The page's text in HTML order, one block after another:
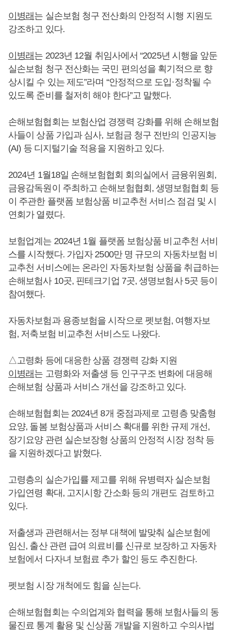
이병래 는 실손보험 청구 전산화의 안정적 시행 지원도
강조하고 있다.
이병래 는 2023년 12월 취임사에서 “2025년 시행을 앞둔
실손보험 청구 전산화는 국민 편의성을 획기적으로 향
상시킬 수 있는 제도”라며 “안정적으로 도입·정착될 수
있도록 준비를 철저히 해야 한다”고 말했다.
손해보험협회는 보험산업 경쟁력 강화를 위해 손해보험
사들이 상품 가입과 심사, 보험금 청구 전반의 인공지능
(AI) 등 디지털기술 적용을 지원하고 있다.
2024년 1월18일 손해보험협회 회의실에서 금융위원회,
금융감독원이 주최하고 손해보험협회, 생명보험협회 등
이 주관한 플랫폼 보험상품 비교추천 서비스 점검 및 시
연회가 열렸다.
보험업계는 2024년 1월 플랫폼 보험상품 비교추천 서비
스를 시작했다. 가입자 2500만 명 규모의 자동차보험 비
교추천 서비스에는 온라인 자동차보험 상품을 취급하는
손해보험사 10곳, 핀테크기업 7곳, 생명보험사 5곳 등이
참여했다.
자동차보험과 용종보험을 시작으로 펫보험, 여행자보
험, 저축보험 비교추천 서비스도 나왔다.
△고령화 등에 대응한 상품 경쟁력 강화 지원
이병래 는 고령화와 저출생 등 인구구조 변화에 대응해
손해보험 상품과 서비스 개선을 강조하고 있다.
손해보험협회는 2024년 8개 중점과제로 고령층 맞춤형
요양, 돌봄 보험상품과 서비스 확대를 위한 규제 개선,
장기요양 관련 실손보장형 상품의 안정적 시장 정착 등
을 지원하겠다고 밝혔다.
고령층의 실손가입률 제고를 위해 유병력자 실손보험
가입연령 확대, 고지시항 간소화 등의 개편도 검토하고
있다.
저출생과 관련해서는 정부 대책에 발맞춰 실손보험에
임신, 출산 관련 급여 의료비를 신규로 보장하고 자동차
보험에서 다자녀 보험료 추가 할인 등도 추진한다.
펫보험 시장 개척에도 힘을 싣는다.
손해보험협회는 수의업계와 협력을 통해 보험사들의 동
물진료 통계 활용 및 신상품 개발을 지원하고 수의사법